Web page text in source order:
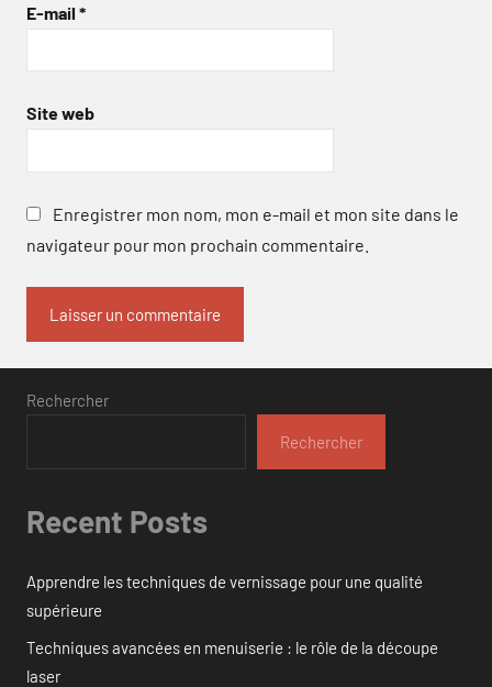
E-mail *
Site web
Enregistrer mon nom, mon e-mail et mon site dans le
navigateur pour mon prochain commentaire.
Rechercher
Rechercher
Recent Posts
Apprendre les techniques de vernissage pour une qualité
supérieure
Techniques avancées en menuiserie : le rôle de la découpe
laser